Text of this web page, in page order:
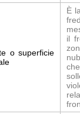
o superficie
È
il